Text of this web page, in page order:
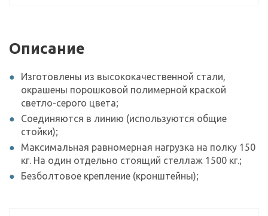
Описание
Изготовлены из высококачественной стали,
окрашены порошковой полимерной краской
светло-серого цвета;
Соединяются в линию (используются общие
стойки);
Максимальная равномерная нагрузка на полку 150
кг. На один отдельно стоящий стеллаж 1500 кг.;
Безболтовое крепление (кронштейны);